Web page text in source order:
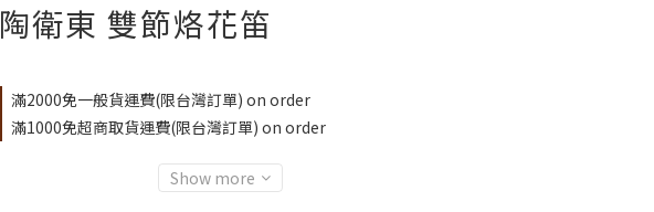
陶衛東 雙節烙花笛
滿2000免一般貨運費(限台灣訂單) on order
滿1000免超商取貨運費(限台灣訂單) on order
Show more